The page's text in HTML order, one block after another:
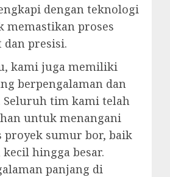
dengan teknologi
memastikan proses
dan presisi.
kami juga memiliki
berpengalaman dan
Seluruh tim kami telah
untuk menangani
proyek sumur bor, baik
hingga besar.
panjang di